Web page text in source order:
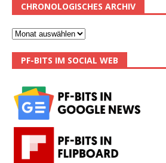
CHRONOLOGISCHES ARCHIV
PF-BITS IM SOCIAL WEB